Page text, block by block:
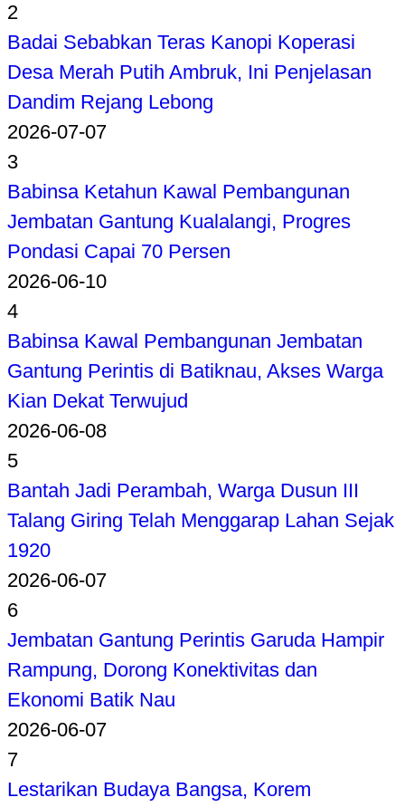
2
Badai Sebabkan Teras Kanopi Koperasi
Desa Merah Putih Ambruk, Ini Penjelasan
Dandim Rejang Lebong
2026-07-07
3
Babinsa Ketahun Kawal Pembangunan
Jembatan Gantung Kualalangi, Progres
Pondasi Capai 70 Persen
2026-06-10
4
Babinsa Kawal Pembangunan Jembatan
Gantung Perintis di Batiknau, Akses Warga
Kian Dekat Terwujud
2026-06-08
5
Bantah Jadi Perambah, Warga Dusun III
Talang Giring Telah Menggarap Lahan Sejak
1920
2026-06-07
6
Jembatan Gantung Perintis Garuda Hampir
Rampung, Dorong Konektivitas dan
Ekonomi Batik Nau
2026-06-07
7
Lestarikan Budaya Bangsa, Korem